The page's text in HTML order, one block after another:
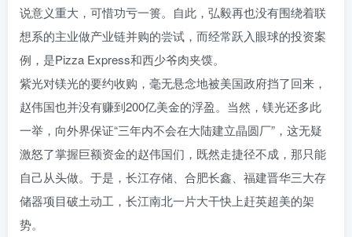
说意义重大，可惜功亏一篑。自此，弘毅再也没有围绕着联
想系的主业做产业链并购的尝试，而经常跃入眼球的投资案
例，是Pizza Express和西少爷肉夹馍。
紫光对镁光的要约收购，毫无悬念地被美国政府挡了回来，
赵伟国也并没有赚到200亿美金的浮盈。当然，镁光还多此
一举，向外界保证“三年内不会在大陆建立晶圆厂”，这无疑
激怒了掌握巨额资金的赵伟国们，既然走捷径不成，那只能
自己从头做。于是，长江存储、合肥长鑫、福建晋华三大存
储器项目破土动工，长江南北一片大干快上赶英超美的架
势。